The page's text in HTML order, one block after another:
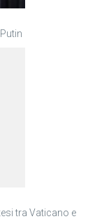
tra Vaticano e